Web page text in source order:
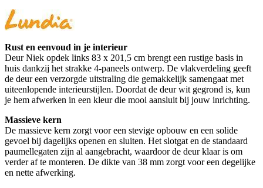
Rust en eenvoud in je interieur
Deur Niek opdek links 83 x 201,5 cm brengt een rustige basis in
huis dankzij het strakke 4-paneels ontwerp. De vlakverdeling geeft
de deur een verzorgde uitstraling die gemakkelijk samengaat met
uiteenlopende interieurstijlen. Doordat de deur wit gegrond is, kun
je hem afwerken in een kleur die mooi aansluit bij jouw inrichting.
Massieve kern
De massieve kern zorgt voor een stevige opbouw en een solide
gevoel bij dagelijks openen en sluiten. Het slotgat en de standaard
paumellegaten zijn al aangebracht, waardoor de deur klaar is om
verder af te monteren. De dikte van 38 mm zorgt voor een degelijke
en nette afwerking.